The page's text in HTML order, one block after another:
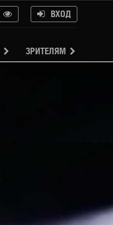
ВХОД
ЗРИТЕЛЯМ